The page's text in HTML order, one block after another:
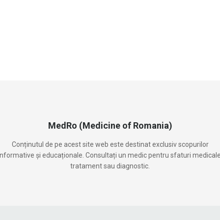
MedRo (Medicine of Romania)
Conținutul de pe acest site web este destinat exclusiv scopurilor
și educaționale. Consultați un medic pentru sfaturi
tratament sau diagnostic.